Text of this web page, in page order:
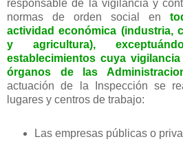
responsable de la vigilancia y
normas de orden social en
actividad económica (industria,
y agricultura),
establecimientos cuya
órganos de las
actuación de la Inspección se
lugares y centros de trabajo:
Las empresas públicas o